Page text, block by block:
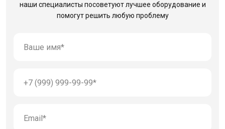
наши специалисты посоветуют лучшее оборудование и
помогут решить любую проблему